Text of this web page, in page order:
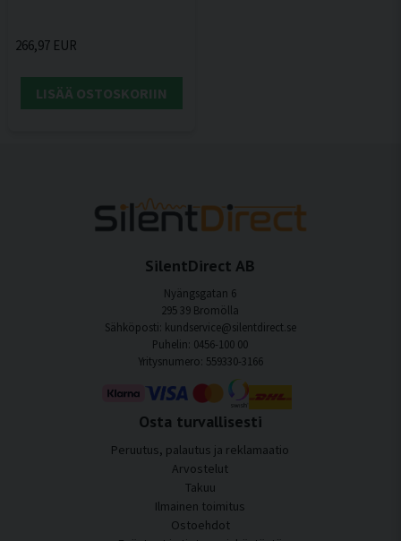
266,97 EUR
LISÄÄ OSTOSKORIIN
SilentDirect AB
Nyängsgatan 6
295 39 Bromölla
Sähköposti: kundservice@silentdirect.se
Puhelin: 0456-100 00
Yritysnumero: 559330-3166
Osta turvallisesti
Peruutus, palautus ja reklamaatio
Arvostelut
Takuu
Ilmainen toimitus
Ostoehdot